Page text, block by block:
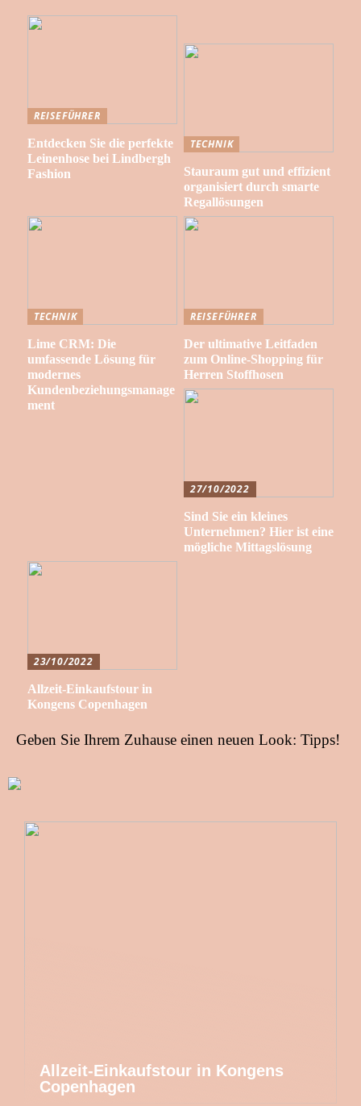
REISEFÜHRER
Entdecken Sie die perfekte
Leinenhose bei Lindbergh
Fashion
TECHNIK
Stauraum gut und effizient
organisiert durch smarte
Regallösungen
TECHNIK
Lime CRM: Die
umfassende Lösung für
modernes
Kundenbeziehungsmanage
ment
REISEFÜHRER
Der ultimative Leitfaden
zum Online-Shopping für
Herren Stoffhosen
27/10/2022
Sind Sie ein kleines
Unternehmen? Hier ist eine
mögliche Mittagslösung
23/10/2022
Allzeit-Einkaufstour in
Kongens Copenhagen
Geben Sie Ihrem Zuhause einen neuen Look: Tipps!
Allzeit-Einkaufstour in Kongens
Copenhagen